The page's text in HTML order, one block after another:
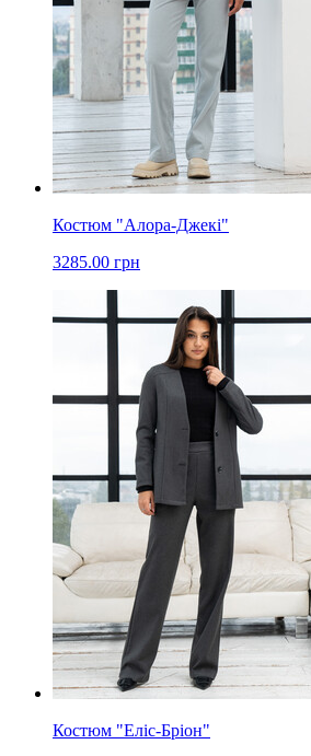
Костюм "Алора-Джекі"
3285.00 грн
Костюм "Еліс-Бріон"